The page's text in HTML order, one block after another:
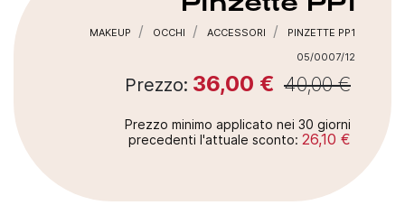
MAKEUP OCCHI ACCESSORI
PINZETTE PP1
05/0007/12
40,00 €
Prezzo: 36,00 €
Prezzo minimo applicato nei 30 giorni
precedenti l'attuale sconto: 26,10 €